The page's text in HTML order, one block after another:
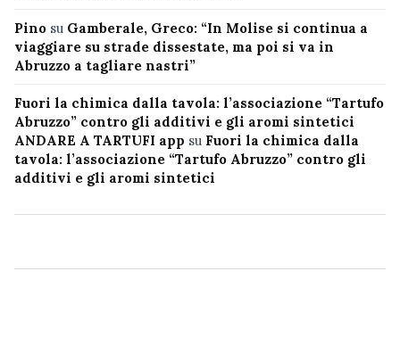
Pino su Gamberale, Greco: “In Molise si continua a
viaggiare su strade dissestate, ma poi si va in
Abruzzo a tagliare nastri”
Fuori la chimica dalla tavola: l’associazione “Tartufo
Abruzzo” contro gli additivi e gli aromi sintetici
ANDARE A TARTUFI app su Fuori la chimica dalla
tavola: l’associazione “Tartufo Abruzzo” contro gli
additivi e gli aromi sintetici